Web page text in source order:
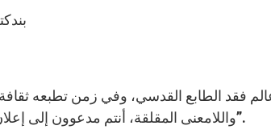
واللامعنى المقلقة، أنتم مدعوون إلى إعلان أولية الله دوم مراوغة، وأن تقدموا اقتراحات سبل جديدة للتبشير”.